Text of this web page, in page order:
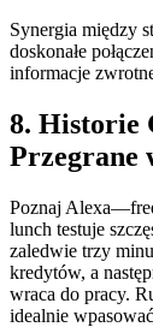
Synergia między
doskonałe
informacje
8. Historie
Przegrane
Poznaj
lunch testuje
zaledwie trzy
kredytów, a
wraca do pracy.
idealnie